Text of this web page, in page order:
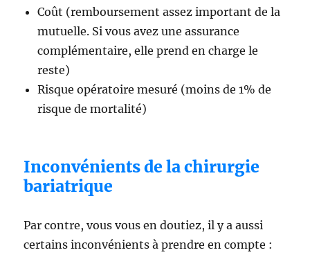
Coût (remboursement assez important de la
mutuelle. Si vous avez une assurance
complémentaire, elle prend en charge le
reste)
Risque opératoire mesuré (moins de 1% de
risque de mortalité)
Inconvénients de la chirurgie
bariatrique
Par contre, vous vous en doutiez, il y a aussi
certains inconvénients à prendre en compte :